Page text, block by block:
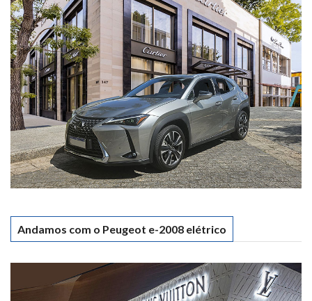
Andamos com o Peugeot e-2008 elétrico